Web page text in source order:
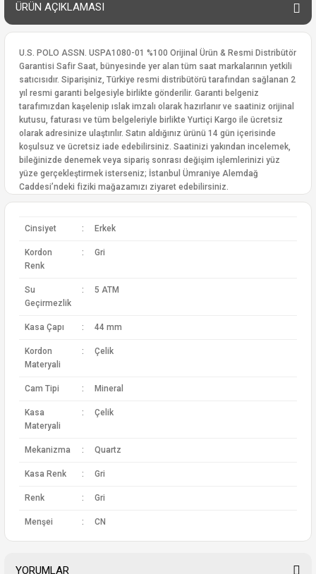
ÜRÜN AÇIKLAMASI
U.S. POLO ASSN. USPA1080-01 %100 Orijinal Ürün & Resmi Distribütör
Garantisi Safir Saat, bünyesinde yer alan tüm saat markalarının yetkili
satıcısıdır. Siparişiniz, Türkiye resmi distribütörü tarafından sağlanan 2
yıl resmi garanti belgesiyle birlikte gönderilir. Garanti belgeniz
tarafımızdan kaşelenip ıslak imzalı olarak hazırlanır ve saatiniz orijinal
kutusu, faturası ve tüm belgeleriyle birlikte Yurtiçi Kargo ile ücretsiz
olarak adresinize ulaştırılır. Satın aldığınız ürünü 14 gün içerisinde
koşulsuz ve ücretsiz iade edebilirsiniz. Saatinizi yakından incelemek,
bileğinizde denemek veya sipariş sonrası değişim işlemlerinizi yüz
yüze gerçekleştirmek isterseniz; İstanbul Ümraniye Alemdağ
Caddesi’ndeki fiziki mağazamızı ziyaret edebilirsiniz.
Cinsiyet : Erkek
Kordon
Renk
: Gri
Su
Geçirmezlik
: 5 ATM
Kasa Çapı : 44 mm
Kordon
Materyali
: Çelik
Cam Tipi : Mineral
Kasa
Materyali
: Çelik
Mekanizma : Quartz
Kasa Renk : Gri
Renk : Gri
Menşei : CN
YORUMLAR